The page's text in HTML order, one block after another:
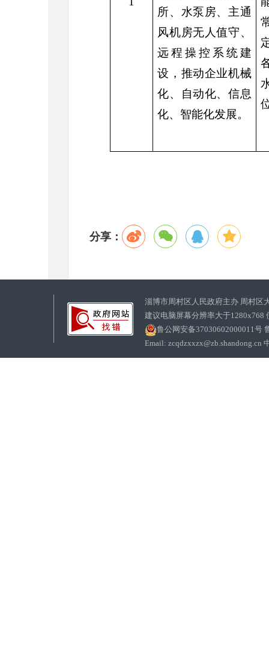
所、水泵房、主通
风机房无人值守、
远程操控系统建
设，推动企业机械
化、自动化、信息
化、智能化发展。
分享：
淄博市周村区人民政府主办 周村区
建议电脑屏幕分辨率大于1280x768
鲁公网安备37030602000011号
Email: zcqdzxxzx@zb.shandong.cn